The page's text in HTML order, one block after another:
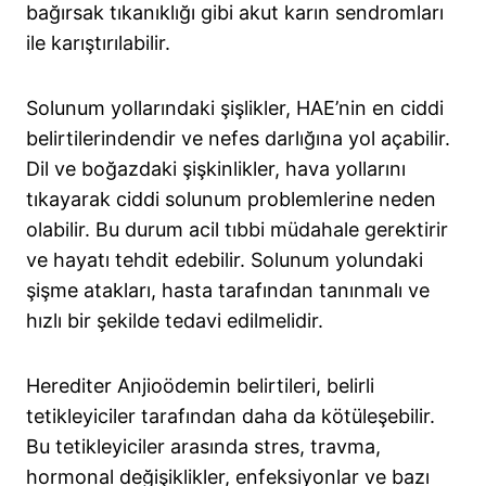
bağırsak tıkanıklığı gibi akut karın sendromları
ile karıştırılabilir.
Solunum yollarındaki şişlikler, HAE’nin en ciddi
belirtilerindendir ve nefes darlığına yol açabilir.
Dil ve boğazdaki şişkinlikler, hava yollarını
tıkayarak ciddi solunum problemlerine neden
olabilir. Bu durum acil tıbbi müdahale gerektirir
ve hayatı tehdit edebilir. Solunum yolundaki
şişme atakları, hasta tarafından tanınmalı ve
hızlı bir şekilde tedavi edilmelidir.
Herediter Anjioödemin belirtileri, belirli
tetikleyiciler tarafından daha da kötüleşebilir.
Bu tetikleyiciler arasında stres, travma,
hormonal değişiklikler, enfeksiyonlar ve bazı